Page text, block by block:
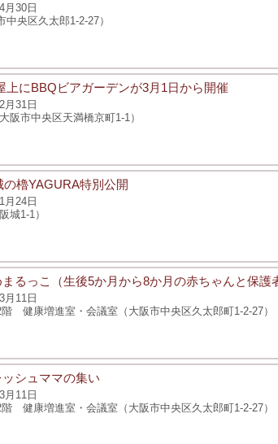
月30日
央区久太郎1-2-27）
上にBBQビアガーデンが3月1日から開催
月31日
阪市中央区天満橋京町1-1）
櫓YAGURA特別公開
月24日
城1-1）
るっこ（生後5か月から8か月の赤ちゃんと保護
月11日
健康増進室・会議室（大阪市中央区久太郎町1-2-27）
シュママの集い
月11日
健康増進室・会議室（大阪市中央区久太郎町1-2-27）